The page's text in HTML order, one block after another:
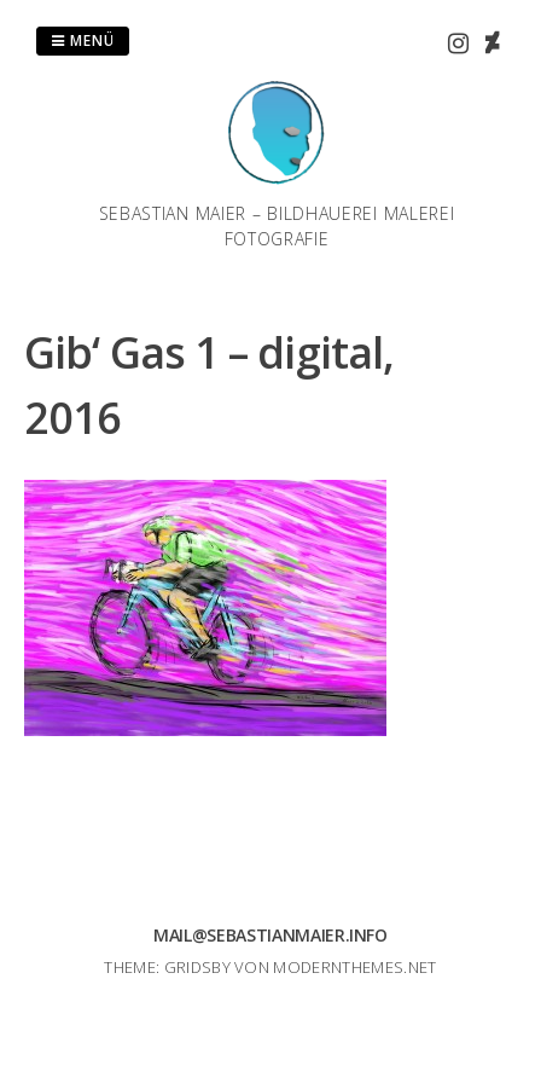
SEBASTIAN MAIER – BILDHAUEREI MALEREI
FOTOGRAFIE
MENÜ
Gib‘ Gas 1 – digital,
2016
MAIL@SEBASTIANMAIER.INFO
THEME: GRIDSBY VON MODERNTHEMES.NET